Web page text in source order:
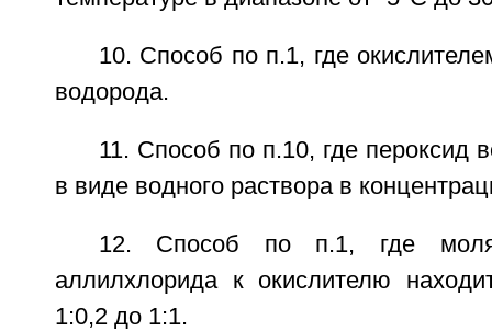
10. Способ по п.1, где
водорода.
11. Способ по п.10, где пероксид
в виде водного раствора в
12. Способ по п.1, где
аллилхлорида к окислителю
1:0,2 до 1:1.